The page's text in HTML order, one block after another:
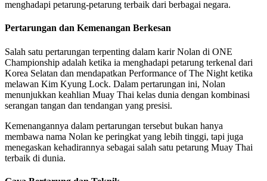
menghadapi petarung-petarung terbaik dari berbagai negara.
Pertarungan dan Kemenangan Berkesan
Salah satu pertarungan terpenting dalam karir Nolan di ONE
Championship adalah ketika ia menghadapi petarung terkenal dari
Korea Selatan dan mendapatkan Performance of The Night ketika
melawan Kim Kyung Lock. Dalam pertarungan ini, Nolan
menunjukkan keahlian Muay Thai kelas dunia dengan kombinasi
serangan tangan dan tendangan yang presisi.
Kemenangannya dalam pertarungan tersebut bukan hanya
membawa nama Nolan ke peringkat yang lebih tinggi, tapi juga
menegaskan kehadirannya sebagai salah satu petarung Muay Thai
terbaik di dunia.